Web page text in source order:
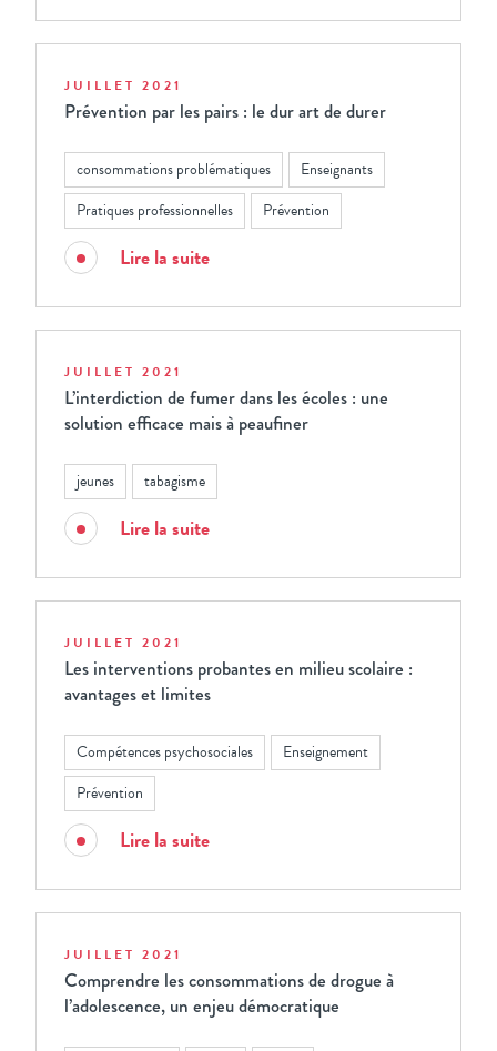
JUILLET 2021
Prévention par les pairs : le dur art de durer
consommations problématiques
Enseignants
Pratiques professionnelles
Prévention
Lire la suite
JUILLET 2021
L’interdiction de fumer dans les écoles : une
solution efficace mais à peaufiner
jeunes tabagisme
Lire la suite
JUILLET 2021
Les interventions probantes en milieu scolaire :
avantages et limites
Compétences psychosociales
Enseignement
Prévention
Lire la suite
JUILLET 2021
Comprendre les consommations de drogue à
l’adolescence, un enjeu démocratique